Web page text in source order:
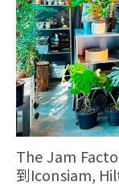
The Jam
到Iconsiam,